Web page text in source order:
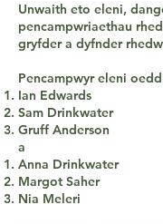
Unwaith eto eleni,
pencampwriaethau
gryfder a dyfnder
Pencampwyr eleni
Ian Edwards
Sam Drinkwater
Gruff Anderson
a
Anna Drinkwater
Margot Saher
Nia Meleri